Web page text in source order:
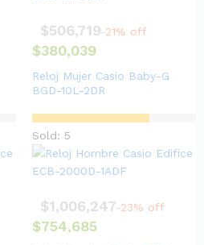
$506,719 21% off
$380,039
Reloj Mujer Casio Baby-G
BGD-10L-2DR
Sold: 5
$1,006,247 23% off
$754,685